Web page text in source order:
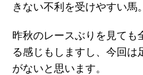
きない不利を受けやすい馬。
昨秋のレースぶりを見ても
る感じもしますし、今回は
がないと思います。